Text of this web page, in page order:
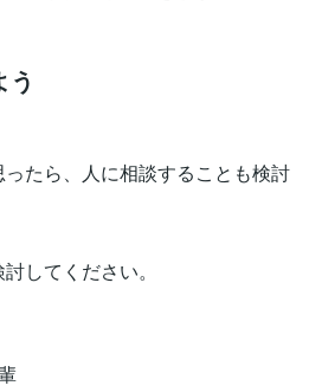
う
たら、人に相談することも検討
してください。